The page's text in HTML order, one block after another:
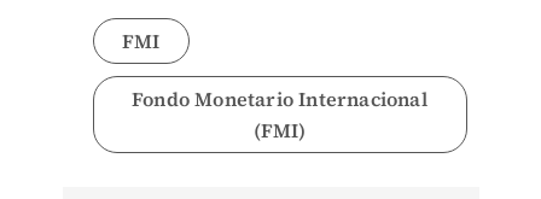
FMI
Fondo Monetario Internacional
(FMI)